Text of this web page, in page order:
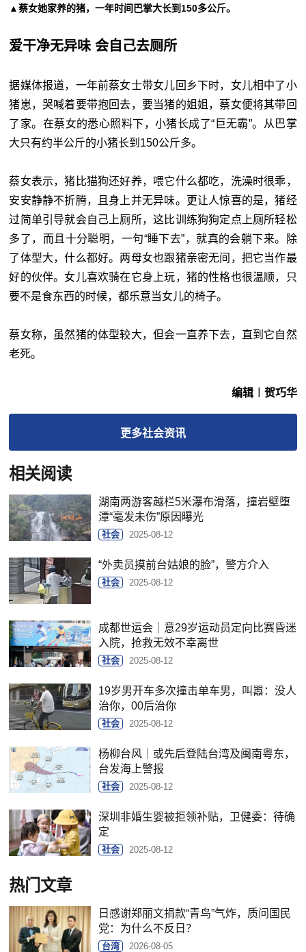
▲蔡女她家养的猪，一年时间巴掌大长到150多公斤。
爱干净无异味 会自己去厕所
据媒体报道，一年前蔡女士带女儿回乡下时，女儿相中了小
猪崽，哭喊着要带抱回去，要当猪的姐姐，蔡女便将其带回
了家。在蔡女的悉心照料下，小猪长成了“巨无霸”。从巴掌
大只有约半公斤的小猪长到150公斤多。
蔡女表示，猪比猫狗还好养，喂它什么都吃，洗澡时很乖，
安安静静不折腾，且身上并无异味。更让人惊喜的是，猪经
过简单引导就会自己上厕所，这比训练狗狗定点上厕所轻松
多了，而且十分聪明，一句“睡下去”，就真的会躺下来。除
了体型大，什么都好。两母女也跟猪亲密无间，把它当作最
好的伙伴。女儿喜欢骑在它身上玩，猪的性格也很温顺，只
要不是食东西的时候，都乐意当女儿的椅子。
蔡女称，虽然猪的体型较大，但会一直养下去，直到它自然
老死。
编辑︱贺巧华
更多社会资讯
相关阅读
湖南两游客越栏5米瀑布滑落，撞岩壁堕
潭“毫发未伤”原因曝光
社会 2025-08-12
“外卖员摸前台姑娘的脸”，警方介入
社会 2025-08-12
成都世运会｜意29岁运动员定向比赛昏迷
入院，抢救无效不幸离世
社会 2025-08-12
19岁男开车多次撞击单车男，叫嚣：没人
治你，00后治你
社会 2025-08-12
杨柳台风｜或先后登陆台湾及闽南粤东，
台发海上警报
社会 2025-08-12
深圳非婚生婴被拒领补贴，卫健委：待确
定
社会 2025-08-12
热门文章
日感谢郑丽文捐款“青鸟”气炸，质问国民
党：为什么不反日？
台湾 2026-08-05